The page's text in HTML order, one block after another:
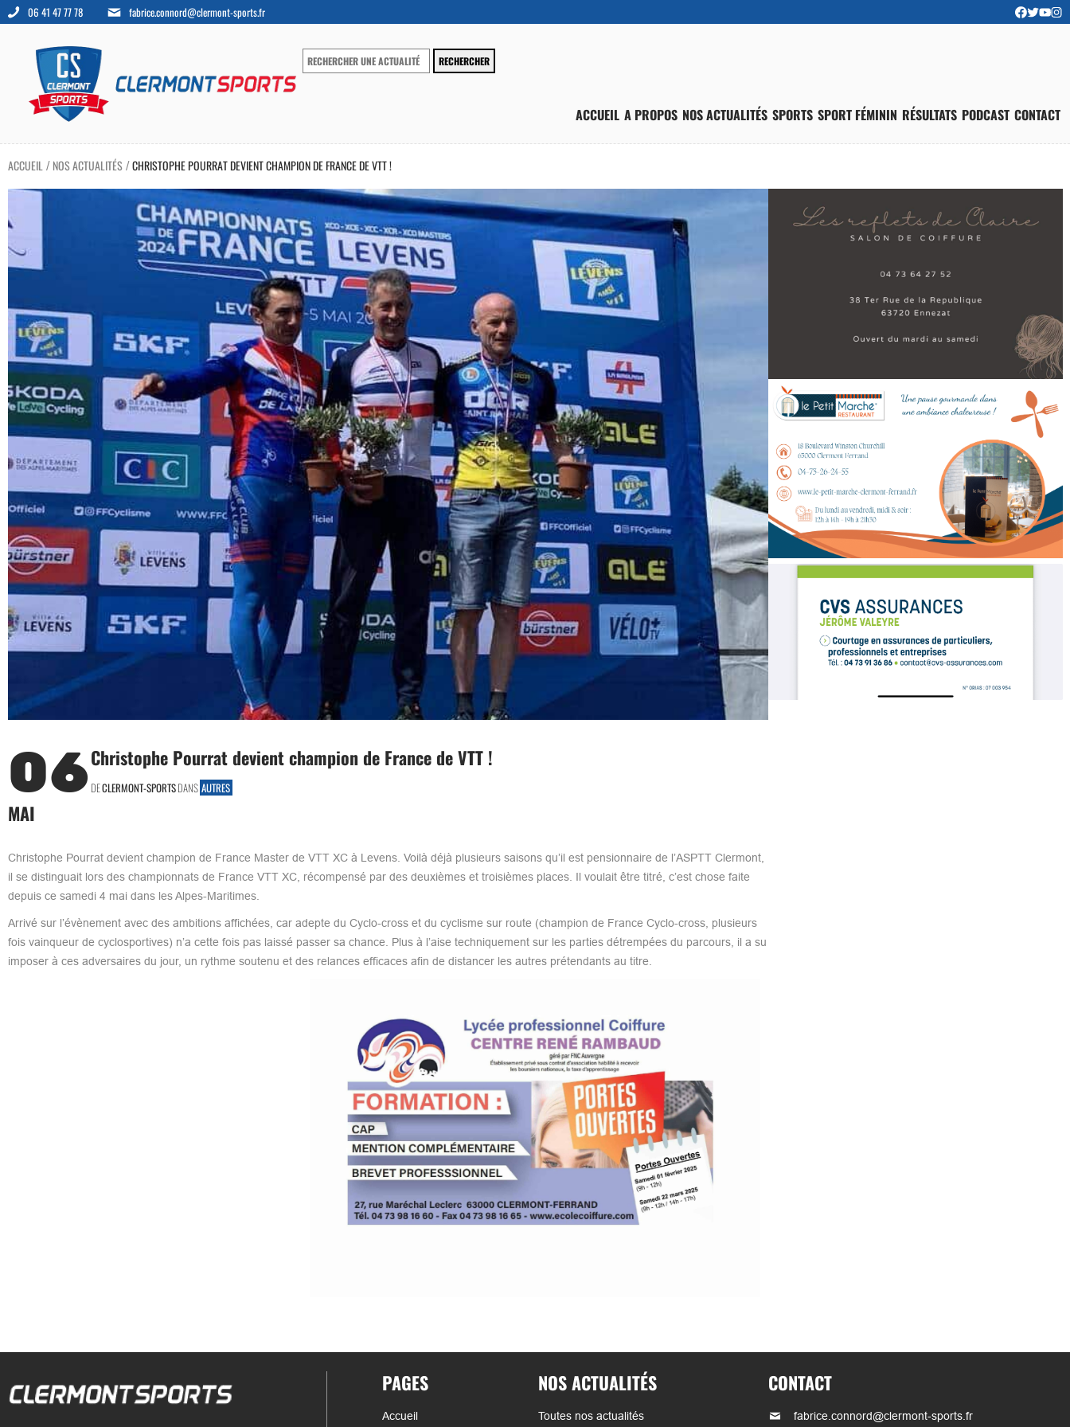
06 41 47 77 78 fabrice.connord@clermont-sports.fr
ACCUEIL A PROPOS NOS ACTUALITÉS SPORTS SPORT FÉMININ RÉSULTATS PODCAST CONTACT
ACCUEIL / NOS ACTUALITÉS/CHRISTOPHE POURRAT DEVIENT CHAMPION DE FRANCE DE VTT !
06
MAI
Christophe Pourrat devient champion de France de VTT !
DECLERMONT-SPORTSDANS AUTRES
Christophe Pourrat devient champion de France Master de VTT XC à Levens. Voilà déjà plusieurs saisons qu’il est pensionnaire de l’ASPTT Clermont,
il se distinguait lors des championnats de France VTT XC, récompensé par des deuxièmes et troisièmes places. Il voulait être titré, c’est chose faite
depuis ce samedi 4 mai dans les Alpes-Maritimes.​
Arrivé sur l’évènement avec des ambitions affichées, car adepte du Cyclo-cross et du cyclisme sur route (champion de France Cyclo-cross, plusieurs
fois vainqueur de cyclosportives) n’a cette fois pas laissé passer sa chance. Plus à l’aise techniquement sur les parties détrempées du parcours, il a su
imposer à ces adversaires du jour, un rythme soutenu et des relances efficaces afin de distancer les autres prétendants au titre.
PAGES
Accueil
NOS ACTUALITÉS
Toutes nos actualités
CONTACT
fabrice.connord@clermont-sports.fr